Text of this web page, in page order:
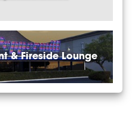
& Fireside Lounge